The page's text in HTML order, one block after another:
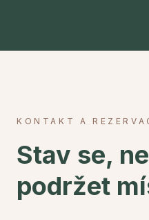
KONTAKT A
Stav se,
podržet